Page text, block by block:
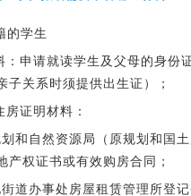
的学生
：申请就读学生及父母的身份
子关系时须提供出生证）；
证明材料：
划和自然资源局（原规划和国
产权证书或有效购房合同；
街道办事处房屋租赁管理所登